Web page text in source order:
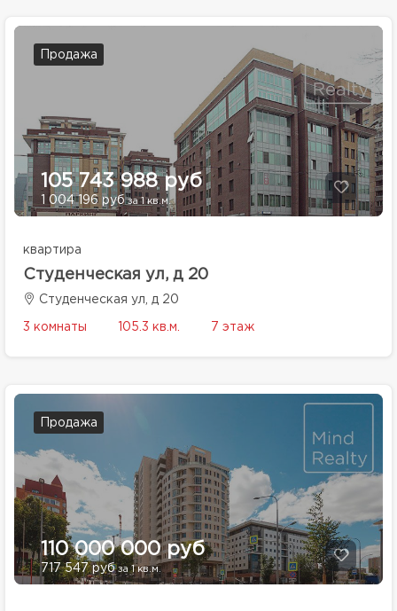
Продажа
105 743 988 руб
1 004 196 рубза 1 кв.м.
квартира
Студенческая ул, д 20
Студенческая ул, д 20
3 комнаты 105.3 кв.м. 7 этаж
Продажа
110 000 000 руб
717 547 рубза 1 кв.м.